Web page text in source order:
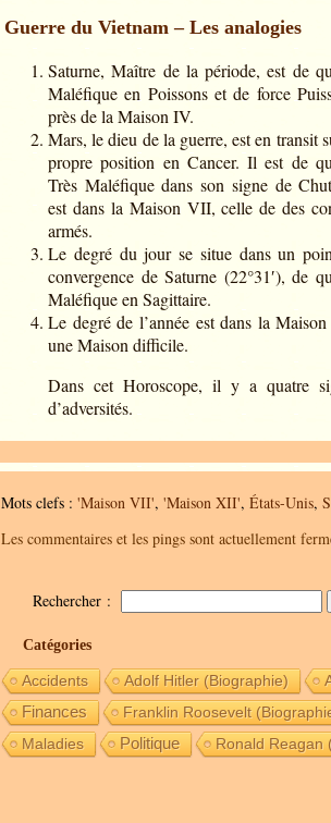
Guerre du Vietnam – Les analogies
Saturne, Maître de la période, est de
Maléfique en Poissons et de force
près de la Maison IV.
Mars, le dieu de la guerre, est en transit
propre position en Cancer. Il est de
Très Maléfique dans son signe de
est dans la Maison VII, celle de des
armés.
Le degré du jour se situe dans un
convergence de Saturne (22°31′), de
Maléfique en Sagittaire.
Le degré de l’année est dans la
une Maison difficile.
Dans cet Horoscope, il y a quatre
d’adversités.
Mots clefs : 'Maison VII', 'Maison XII', États-Unis,
Les commentaires et les pings sont actuellement
Rechercher :
Catégories
Accidents Adolf Hitler (Biographie)
Finances
Franklin Roosevelt
Maladies
Politique Ronald Reagan